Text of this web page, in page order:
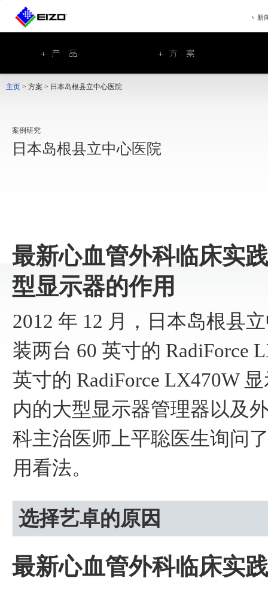
新
主页 > 方案 > 日本岛根县立中心医院
案例研究
日本岛根县立中心医院
最新心血管外科临床实
型显示器的作用
2012 年 12 月，日本岛根县
装两台 60 英寸的 RadiForce
英寸的 RadiForce LX470W
内的大型显示器管理器以及
科主治医师上平聡医生询问
用看法。
选择艺卓的原因
最新心血管外科临床实